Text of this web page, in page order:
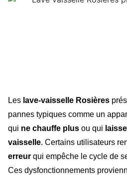
Les lave-vaisselle Rosières
pannes typiques comme un
qui ne chauffe plus ou qui
vaisselle. Certains utilisateurs
erreur qui empêche le cycle de
Ces dysfonctionnements